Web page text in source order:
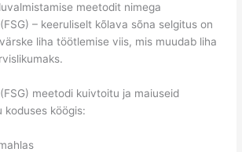
meetodit nimega
– keeruliselt kõlava sõna selgitus on
liha töötlemise viis, mis muudab liha
meetodi kuivtoitu ja maiuseid
koduses köögis: